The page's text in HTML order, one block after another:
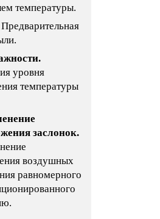
температуры.
Предварительная
уровня
температуры
заслонок.
воздушных
равномерного